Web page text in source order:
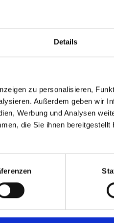
Details
zu personalisieren,
Außerdem geben wir
Werbung und Analysen
die Sie ihnen
und
? Ihr Objekt befindet sich in